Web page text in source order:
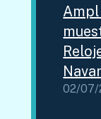
02/07/